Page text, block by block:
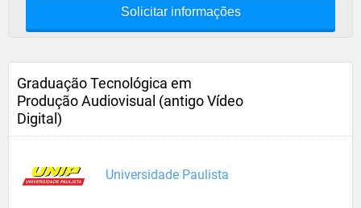
Solicitar informações
Graduação Tecnológica em
Produção Audiovisual (antigo Vídeo
Digital)
Universidade Paulista